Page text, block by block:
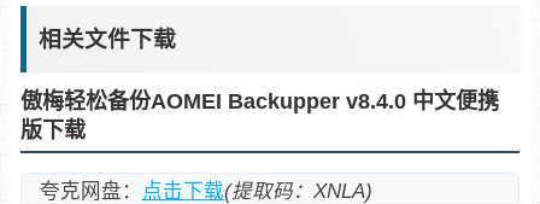
相关文件下载
傲梅轻松备份AOMEI Backupper v8.4.0 中文便携
版下载
夸克网盘： 点击下载(提取码：XNLA)